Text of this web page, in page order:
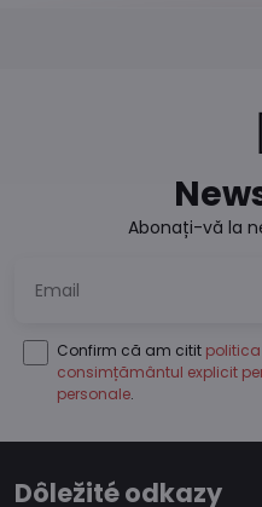
Abonați-vă la
Confirm că am citit
consimțământul explicit
personale.
Dôležité odkazy